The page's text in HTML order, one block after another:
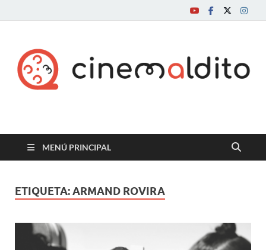
Cine maldito
MENÚ PRINCIPAL
ETIQUETA:ARMAND ROVIRA